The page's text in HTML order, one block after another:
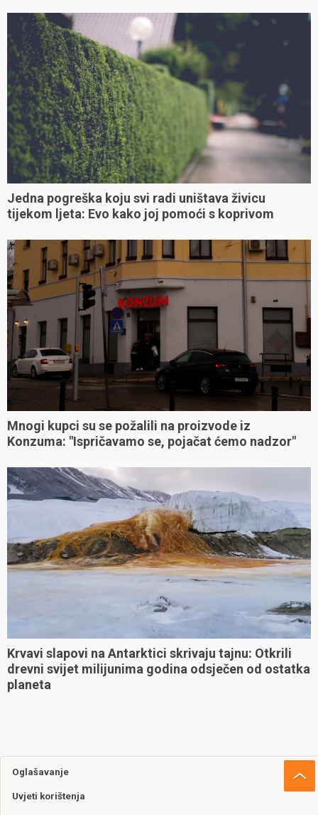
Jedna pogreška koju svi radi uništava živicu
tijekom ljeta: Evo kako joj pomoći s koprivom
Mnogi kupci su se požalili na proizvode iz
Konzuma: "Ispričavamo se, pojačat ćemo nadzor"
Krvavi slapovi na Antarktici skrivaju tajnu: Otkrili
drevni svijet milijunima godina odsječen od ostatka
planeta
Oglašavanje
Uvjeti korištenja